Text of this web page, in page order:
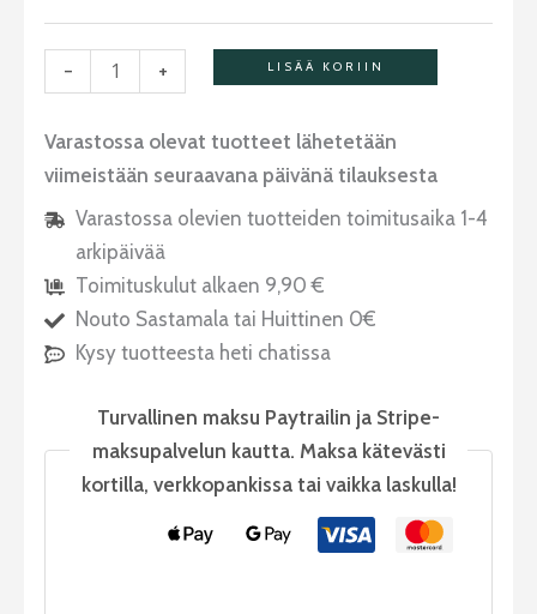
- + LISÄÄ KORIIN
Varastossa olevat tuotteet lähetetään
viimeistään seuraavana päivänä tilauksesta
Varastossa olevien tuotteiden toimitusaika 1-4
arkipäivää
Toimituskulut alkaen 9,90 €
Nouto Sastamala tai Huittinen 0€
Kysy tuotteesta heti chatissa
Turvallinen maksu Paytrailin ja Stripe-
maksupalvelun kautta. Maksa kätevästi
kortilla, verkkopankissa tai vaikka laskulla!